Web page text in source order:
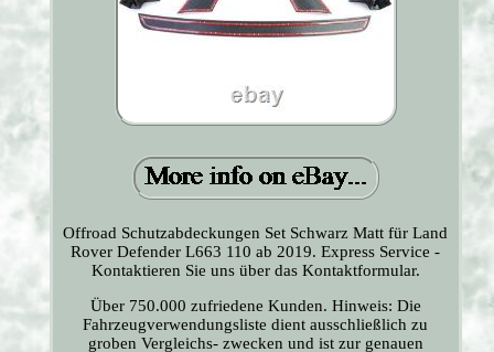
Offroad Schutzabdeckungen Set Schwarz Matt für Land
Rover Defender L663 110 ab 2019. Express Service -
Kontaktieren Sie uns über das Kontaktformular.
Über 750.000 zufriedene Kunden. Hinweis: Die
Fahrzeugverwendungsliste dient ausschließlich zu
groben Vergleichs- zwecken und ist zur genauen